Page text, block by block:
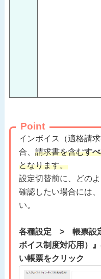
Point
インボイス（適格請
合、 請求書を含むす
となります。
設定切替前に、どの
確認したい場合には
い。
各種設定 > 帳票設
ボイス制度対応用）
い帳票をクリック